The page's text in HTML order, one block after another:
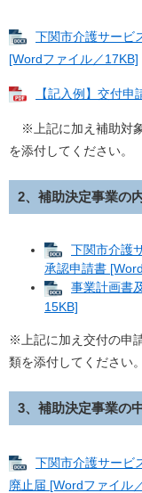
下関市介護サービ
[Wordファイル／17KB]
【記入例】交付
※上記に加え補助対
を添付してください。
2、補助決定事業の
下関市介護
承認申請書
事業計画書
15KB]
※上記に加え交付の申
類を添付してください。
3、補助決定事業の
下関市介護サービ
廃止届 [Wordファイル